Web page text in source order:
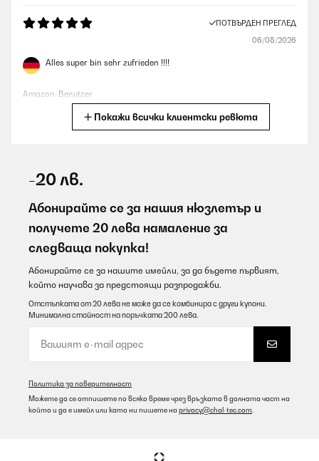
ПОТВЪРДЕН ПРЕГЛЕД
06/08/2026
Alles super bin sehr zufrieden !!!!
Amazon-Benutzer
einfach. Kurzum macht sie was sie soll!
Amazon-Benutzer
Превод
ПОТВЪРДЕН ПРЕГЛЕД
06/08/2026
Превод
ПОТВЪРДЕН ПРЕГЛЕД
Wunderschön vom Design und leichte Bedienung. Sehr super
Покажи всички клиентски ревюта
-20 лв.
Абонирайте се за нашия нюзлетър и
получете 20 лева намаление за
следваща покупка!
Абонирайте се за нашите имейли, за да бъдете първият,
който научава за предстоящи разпродажби.
Отстъпката от 20 лева не може да се комбинира с други купони.
Минимална стойност на поръчката 200 лева.
Политика за поверителност
Можете да се отпишете по всяко време чрез връзката в долната част на
който и да е имейл или като ни пишете на privacy@chal-tec.com